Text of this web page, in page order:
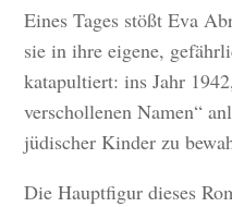
Eines Tages stößt Eva
sie in ihre eigene,
katapultiert: ins Jahr
verschollenen Namen“
jüdischer Kinder zu
Die Hauptfigur dieses